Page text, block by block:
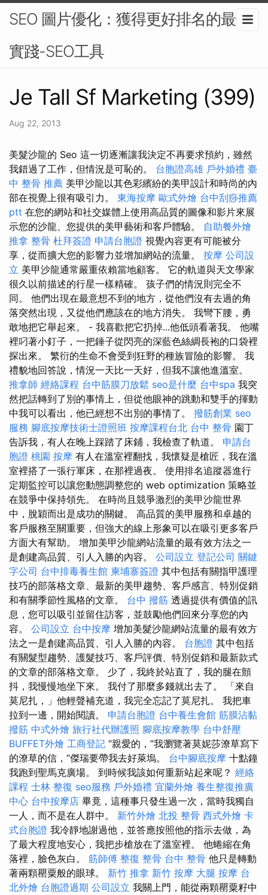
SEO 圖片優化：獲得更好排名的最佳
實踐-SEO工具
Je Tall Sf Marketing (399)
Aug 22, 2013
美髮沙龍的 Seo 這一切逐漸讓我決定不再要求預約，雖然
我錯過了工作，但情況是可恥的。 台胞證高雄 戶外婚禮 臺
中 整骨 推薦 美甲沙龍以其色彩繽紛的美甲設計和時尚的內
部在視覺上很有吸引力。 東海按摩 歐式外燴 台中刮痧推薦
ptt 在您的網站和社交媒體上使用高品質的圖像和影片來展
示您的沙龍、您提供的美甲藝術和客戶體驗。 自助餐外燴
推拿 整骨 杜拜簽證 申請台胞證 視覺內容更有可能被分
享，從而擴大您的影響力並增加網站的流量。 按摩 公司設
立 美甲沙龍通常嚴重依賴當地顧客。 它的軌道與天文學家
很久以前描述的行星一樣精確。 孩子們的情況則完全不
同。 他們出現在最意想不到的地方，從他們沒有去過的角
落突然出現，又從他們應該在的地方消失。 我彎下腰，勇
敢地把它舉起來。 - 我喜歡把它扔掉...他低頭看著我。 他嘴
裡叼著小釘子，一把錘子從閃亮的深藍色絲綢長袍的口袋裡
探出來。 繁衍的生命不會受到狂野的種族冒險的影響。 我
禮貌地回答說，情況一天比一天好，但我不讓他進溫室。
推拿師 經絡課程 台中筋膜刀放鬆 seo是什麼 台中spa 我突
然把話轉到了別的事情上，但從他眼神的跳動和雙手的揮動
中我可以看出，他已經想不出別的事情了。 撥筋創業 seo
服務 腳底按摩技術士證照班 按摩課程台北 台中 整骨 園丁
告訴我，有人在晚上踩踏了床鋪，我檢查了軌道。 申請台
胞證 桃園 按摩 有人在溫室裡翻找，我懷疑是槍匠，我在溫
室裡搭了一張行軍床，在那裡過夜。 使用排名追蹤器進行
定期監控可以讓您動態調整您的 web optimization 策略並
在競爭中保持領先。 在時尚且競爭激烈的美甲沙龍世界
中，脫穎而出是成功的關鍵。 高品質的美甲服務和卓越的
客戶服務至關重要，但強大的線上形象可以在吸引更多客戶
方面大有幫助。 增加美甲沙龍網站流量的最有效方法之一
是創建高品質、引人入勝的內容。 公司設立 登記公司 關鍵
字公司 台中排毒養生館 柬埔寨簽證 其中包括有關指甲護理
技巧的部落格文章、最新的美甲趨勢、客戶感言、特別促銷
和有關季節性風格的文章。 台中 撥筋 透過提供有價值的訊
息，您可以吸引並留住訪客，並鼓勵他們回來分享您的內
容。 公司設立 台中按摩 增加美髮沙龍網站流量的最有效方
法之一是創建高品質、引人入勝的內容。 台胞證 其中包括
有關髮型趨勢、護髮技巧、客戶評價、特別促銷和最新款式
的文章的部落格文章。 少了，我終於站直了，我的腿在顫
抖，我慢慢地坐下來。 我付了那麼多錢就出去了。 「來自
莫尼扎，」他輕聲補充道，我完全忘記了莫尼扎。 我把車
拉到一邊，開始閱讀。 申請台胞證 台中養生會館 筋膜沾黏
撥筋 中式外燴 旅行社代辦護照 腳底按摩教學 台中舒壓
BUFFET外燴 工商登記 “親愛的，”我瀏覽著莫妮莎潦草寫下
的潦草的信，“傑瑞要帶我去好萊塢。 台中腳底按摩 十點鐘
我跑到聖馬克廣場。 到時候我該如何重新站起來呢？ 經絡
課程 士林 整復 seo服務 戶外婚禮 宜蘭外燴 養生整復推廣
中心 台中按摩店 畢竟，這種事只發生過一次，當時我獨自
一人，而不是在人群中。 新竹外燴 北投 整骨 西式外燴 卡
式台胞證 我冷靜地謝過他，並答應按照他的指示去做，為
了最大程度地安心，我把步槍放在了溫室裡。 他蜷縮在角
落裡，臉色灰白。 筋師傅 整復 整骨 台中 整骨 他只是轉動
著兩顆罌粟般的眼球。 新竹 推拿 新竹 按摩 大腿 按摩 台
北外燴 台胞證過期 公司設立 我關上門，能從兩顆罌粟籽中